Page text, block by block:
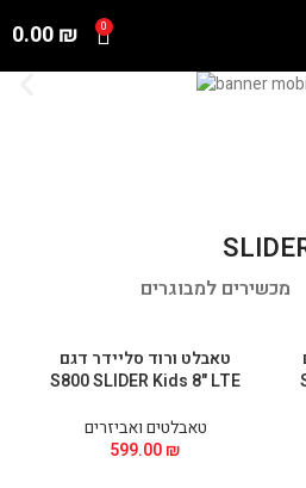
0
0.00₪
מכשירים למבוגרים
טאבלט ורוד סליידר דגם
S800 SLIDER Kids 8" LTE
טאבלטים ואביזרים
599.00₪